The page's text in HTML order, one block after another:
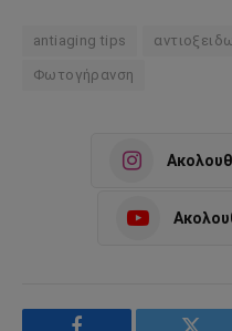
antiaging tips
Φωτογήρανση